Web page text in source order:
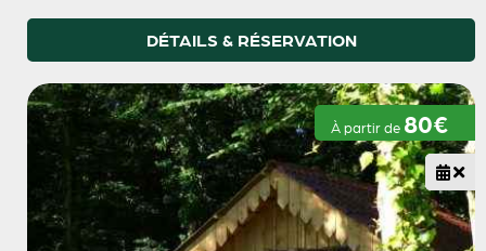
DÉTAILS & RÉSERVATION
À partir de 80€